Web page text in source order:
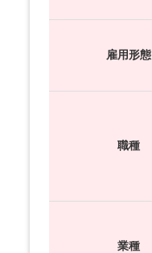
雇用形態
職種
業種